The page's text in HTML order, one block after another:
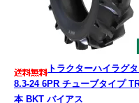
トラクターハイラグ
8.3-24 6PR チューブタイプ
本 BKT バイアス